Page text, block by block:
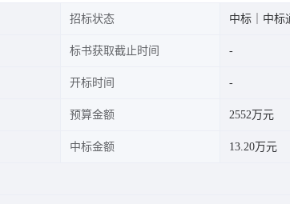
招标状态 中标｜中标
标书获取截止时间
开标时间
预算金额 2552万元
中标金额 13.20万元